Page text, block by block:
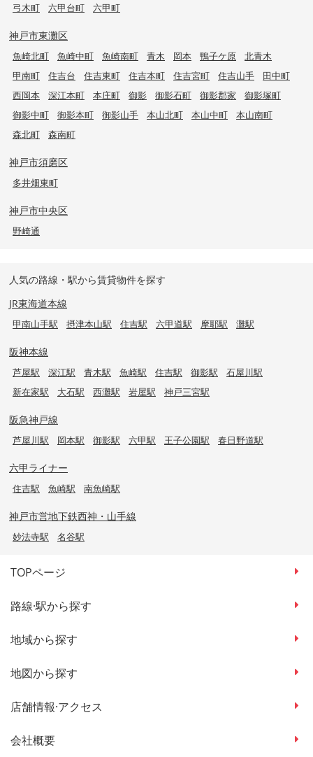
弓木町
六甲台町 六甲町
神戸市東灘区
魚崎北町 魚崎中町 魚崎南町 青木 岡本 鴨子ケ原
北青木
甲南町
住吉台 住吉東町 住吉本町 住吉宮町 住吉山手
田中町
西岡本
深江本町 本庄町 御影 御影石町 御影郡家
御影塚町
御影中町
御影本町 御影山手 本山北町 本山中町
本山南町
森北町
森南町
神戸市須磨区
多井畑東町
神戸市中央区
野崎通
人気の路線・駅から賃貸物件を探す
JR東海道本線
甲南山手駅 摂津本山駅 住吉駅 六甲道駅 摩耶駅 灘駅
阪神本線
芦屋駅 深江駅 青木駅 魚崎駅 住吉駅 御影駅
石屋川駅
新在家駅
大石駅 西灘駅 岩屋駅 神戸三宮駅
阪急神戸線
芦屋川駅 岡本駅 御影駅 六甲駅 王子公園駅 春日野道駅
六甲ライナー
住吉駅 魚崎駅 南魚崎駅
神戸市営地下鉄西神・山手線
妙法寺駅 名谷駅
TOPページ
路線·駅から探す
地域から探す
地図から探す
店舗情報·アクセス
会社概要